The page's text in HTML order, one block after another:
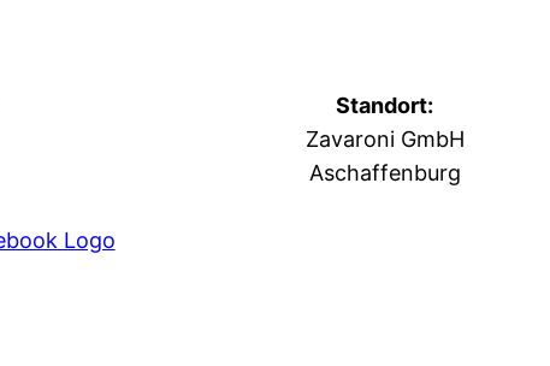
Standort:
Zavaroni GmbH
Aschaffenburg